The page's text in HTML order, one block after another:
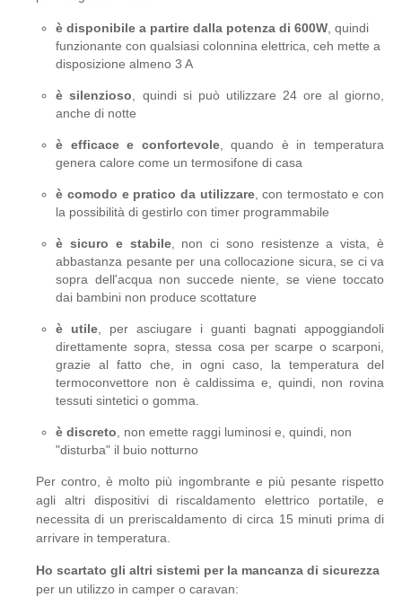
è disponibile a partire dalla potenza di 600W , quindi
funzionante con qualsiasi colonnina elettrica, ceh mette a
disposizione almeno 3 A
è silenzioso , quindi si può utilizzare 24 ore al giorno,
anche di notte
è efficace e confortevole, quando è in temperatura
genera calore come un termosifone di casa
è comodo e pratico da utilizzare, con termostato e con
la possibilità di gestirlo con timer programmabile
è sicuro e stabile, non ci sono resistenze a vista, è
abbastanza pesante per una collocazione sicura, se ci va
sopra dell'acqua non succede niente, se viene toccato
dai bambini non produce scottature
è utile , per asciugare i guanti bagnati appoggiandoli
direttamente sopra, stessa cosa per scarpe o scarponi,
grazie al fatto che, in ogni caso, la temperatura del
termoconvettore non è caldissima e, quindi, non rovina
tessuti sintetici o gomma.
è discreto , non emette raggi luminosi e, quindi, non
"disturba" il buio notturno
Per contro, è molto più ingombrante e più pesante rispetto
agli altri dispositivi di riscaldamento elettrico portatile, e
necessita di un preriscaldamento di circa 15 minuti prima di
arrivare in temperatura.
Ho scartato gli altri sistemi per la mancanza di sicurezza
per un utilizzo in camper o caravan: